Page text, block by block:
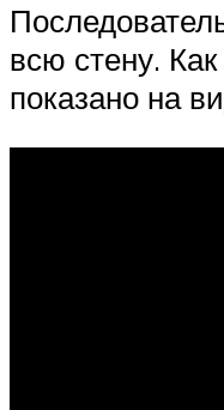
всю стену.
показано на